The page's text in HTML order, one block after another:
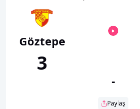
Göztepe
3
-
Paylaş